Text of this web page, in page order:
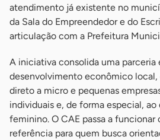
atendimento já existente no
da Sala do Empreendedor e do
articulação com a Prefeitura
A iniciativa consolida uma parceria
desenvolvimento econômico
direto a micro e pequenas
individuais e, de forma especial,
feminino. O CAE passa a
referência para quem busca